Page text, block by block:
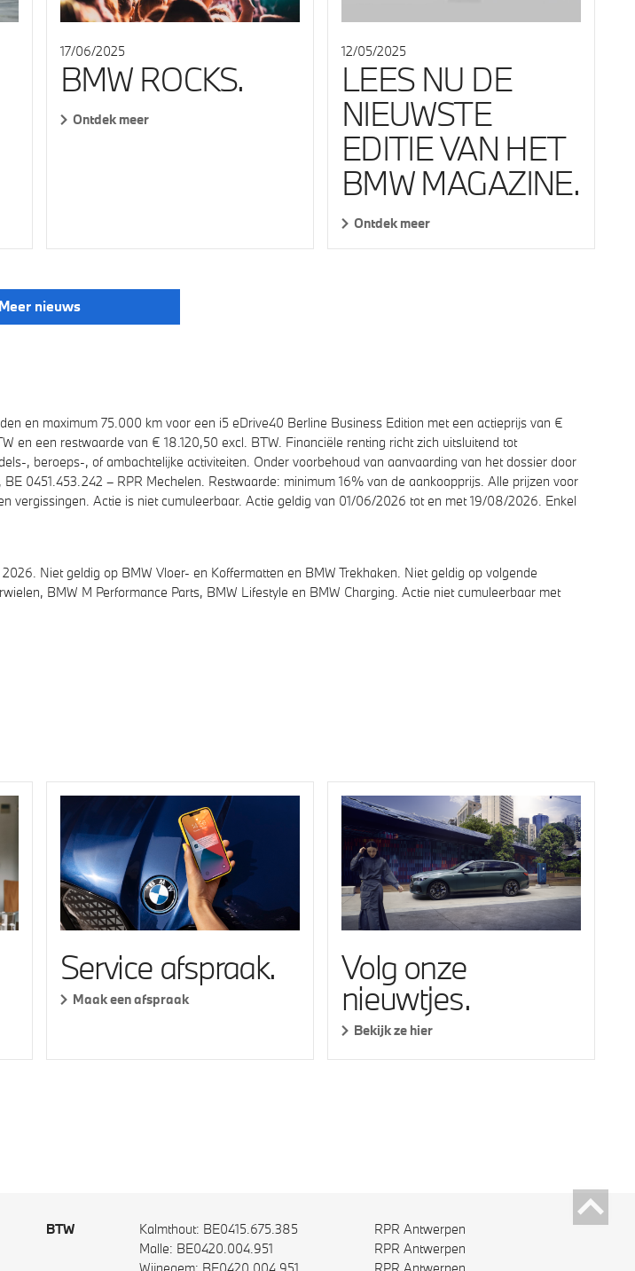
17/06/2025
BMW ROCKS.
Ontdek meer
12/05/2025
LEES NU DE
NIEUWSTE
EDITIE VAN HET
BMW MAGAZINE.
Ontdek meer
Meer nieuws
en maximum 75.000 km voor een i5 eDrive40 Berline Business Edition met een actieprijs van €
een restwaarde van € 18.120,50 excl. BTW. Financiële renting richt zich uitsluitend tot
, beroeps-, of ambachtelijke activiteiten. Onder voorbehoud van aanvaarding van het dossier door
0451.453.242 – RPR Mechelen. Restwaarde: minimum 16% van de aankoopprijs. Alle prijzen voor
vergissingen. Actie is niet cumuleerbaar. Actie geldig van 01/06/2026 tot en met 19/08/2026. Enkel
Niet geldig op BMW Vloer- en Koffermatten en BMW Trekhaken. Niet geldig op volgende
BMW M Performance Parts, BMW Lifestyle en BMW Charging. Actie niet cumuleerbaar met
Service afspraak.
Maak een afspraak
Volg onze
nieuwtjes.
Bekijk ze hier
BTW
Kalmthout: BE0415.675.385
Malle: BE0420.004.951
Wijnegem: BE0420.004.951
RPR Antwerpen
RPR Antwerpen
RPR Antwerpen